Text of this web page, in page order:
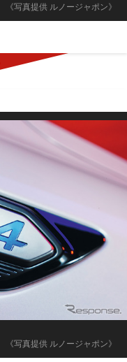
《写真提供 ルノージャポン》
《写真提供 ルノージャポン》